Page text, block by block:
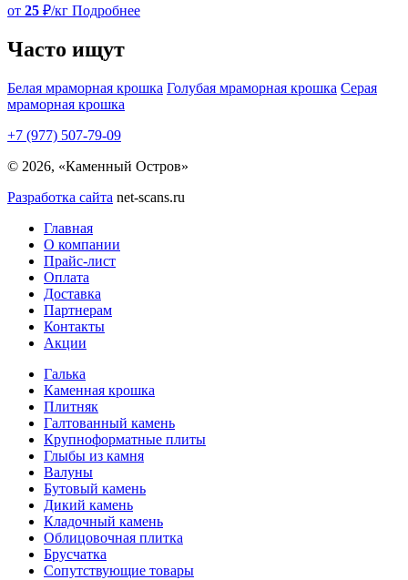
от 25 ₽/кг Подробнее
Часто ищут
Белая мраморная крошка Голубая мраморная крошка Серая
мраморная крошка
+7 (977) 507-79-09
© 2026, «Каменный Остров»
Разработка сайта net-scans.ru
Главная
О компании
Прайс-лист
Оплата
Доставка
Партнерам
Контакты
Акции
Галька
Каменная крошка
Плитняк
Галтованный камень
Крупноформатные плиты
Глыбы из камня
Валуны
Бутовый камень
Дикий камень
Кладочный камень
Облицовочная плитка
Брусчатка
Сопутствующие товары